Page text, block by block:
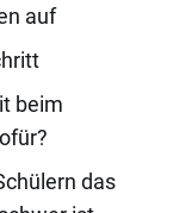
auf
beim
das